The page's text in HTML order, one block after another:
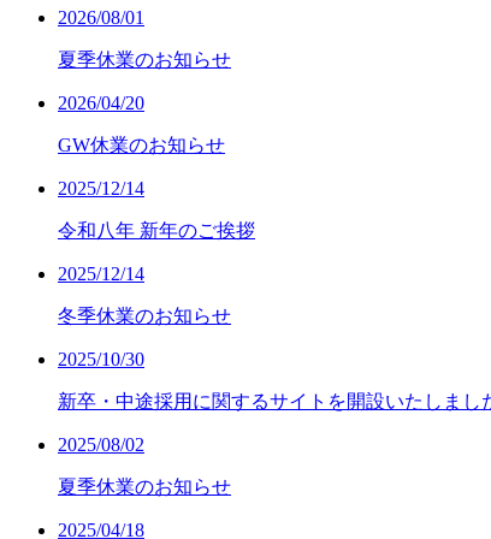
2026/08/01
夏季休業のお知らせ
2026/04/20
GW休業のお知らせ
2025/12/14
令和八年 新年のご挨拶
2025/12/14
冬季休業のお知らせ
2025/10/30
新卒・中途採用に関するサイトを開設いたしまし
2025/08/02
夏季休業のお知らせ
2025/04/18